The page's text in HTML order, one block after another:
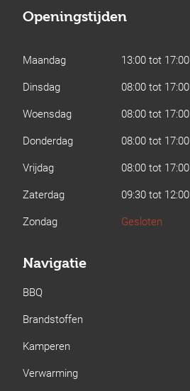
Openingstijden
Maandag
13:00 tot 17:00
Dinsdag
08:00 tot 17:00
Woensdag
08:00 tot 17:00
Donderdag
08:00 tot 17:00
Vrijdag
08:00 tot 17:00
Zaterdag
09:30 tot 12:00
Zondag
Gesloten
Navigatie
BBQ
Brandstoffen
Kamperen
Verwarming